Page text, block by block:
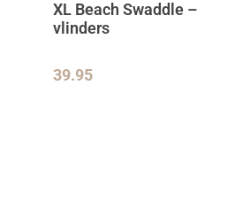
XL Beach Swaddle –
vlinders
39.95